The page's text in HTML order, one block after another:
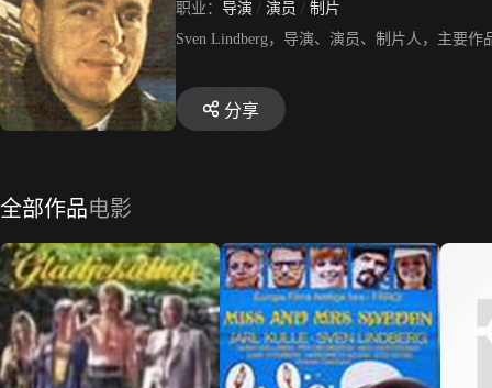
职业： 导演 / 演员 / 制片
Sven Lindberg，导演、演员、制片人，主要
分享
全部作品电影